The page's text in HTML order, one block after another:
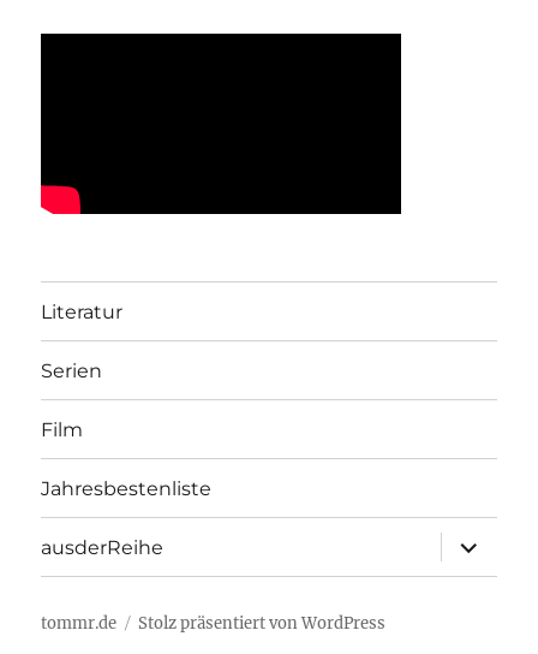
Literatur
Serien
Film
Jahresbestenliste
ausderReihe
öffnen
tommr.de Stolz präsentiert von WordPress